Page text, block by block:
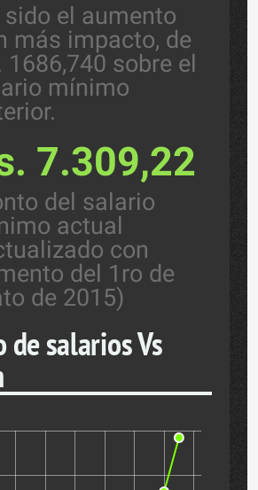
sido el aumento
más impacto, de
1686,740 sobre el
mínimo
7.309,22
del salario
actual
con
del 1ro de
de 2015)
de salarios Vs